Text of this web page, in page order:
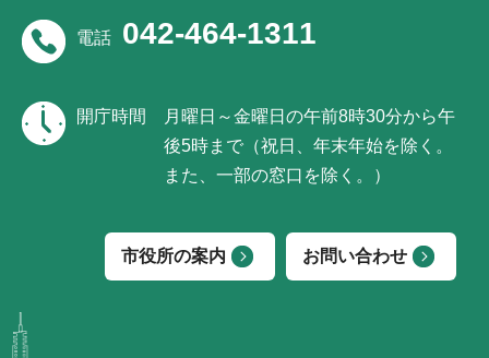
電話 042-464-1311
開庁時間
月曜日～金曜日の午前8時30分から午
後5時まで（祝日、年末年始を除く。
また、一部の窓口を除く。）
市役所の案内 お問い合わせ